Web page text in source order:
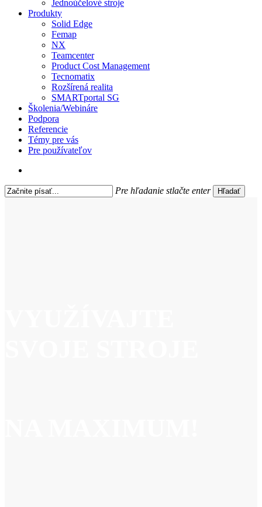
Jednoúčelové stroje
Produkty
Solid Edge
Femap
NX
Teamcenter
Product Cost Management
Tecnomatix
Rozšírená realita
SMARTportal SG
Školenia/Webináre
Podpora
Referencie
Témy pre vás
Pre používateľov
Pre hľadanie stlačte enter Hľadať